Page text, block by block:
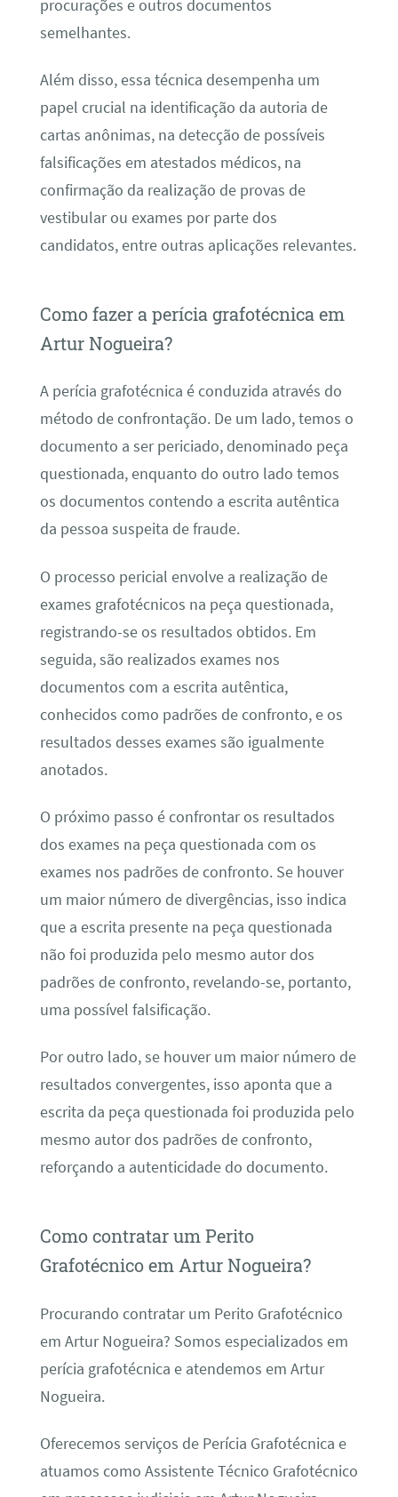
procurações e outros documentos
semelhantes.
Além disso, essa técnica desempenha um
papel crucial na identificação da autoria de
cartas anônimas, na detecção de possíveis
falsificações em atestados médicos, na
confirmação da realização de provas de
vestibular ou exames por parte dos
candidatos, entre outras aplicações relevantes.
Como fazer a perícia grafotécnica em
Artur Nogueira?
A perícia grafotécnica é conduzida através do
método de confrontação. De um lado, temos o
documento a ser periciado, denominado peça
questionada, enquanto do outro lado temos
os documentos contendo a escrita autêntica
da pessoa suspeita de fraude.
O processo pericial envolve a realização de
exames grafotécnicos na peça questionada,
registrando-se os resultados obtidos. Em
seguida, são realizados exames nos
documentos com a escrita autêntica,
conhecidos como padrões de confronto, e os
resultados desses exames são igualmente
anotados.
O próximo passo é confrontar os resultados
dos exames na peça questionada com os
exames nos padrões de confronto. Se houver
um maior número de divergências, isso indica
que a escrita presente na peça questionada
não foi produzida pelo mesmo autor dos
padrões de confronto, revelando-se, portanto,
uma possível falsificação.
Por outro lado, se houver um maior número de
resultados convergentes, isso aponta que a
escrita da peça questionada foi produzida pelo
mesmo autor dos padrões de confronto,
reforçando a autenticidade do documento.
Como contratar um Perito
Grafotécnico em Artur Nogueira?
Procurando contratar um Perito Grafotécnico
em Artur Nogueira? Somos especializados em
perícia grafotécnica e atendemos em Artur
Nogueira.
Oferecemos serviços de Perícia Grafotécnica e
atuamos como Assistente Técnico Grafotécnico